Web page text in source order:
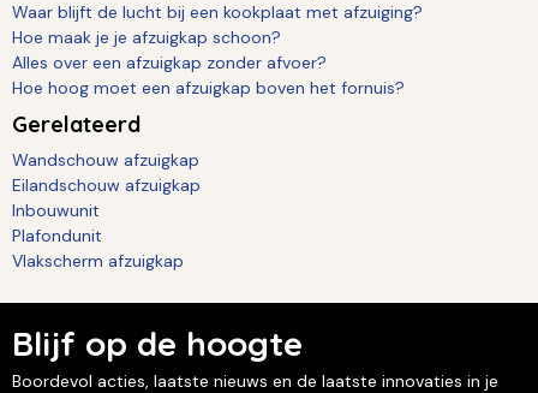
Waar blijft de lucht bij een kookplaat met afzuiging?
Hoe maak je je afzuigkap schoon?
Alles over een afzuigkap zonder afvoer?
Hoe hoog moet een afzuigkap boven het fornuis?
Gerelateerd
Wandschouw afzuigkap
Eilandschouw afzuigkap
Inbouwunit
Plafondunit
Vlakscherm afzuigkap
Blijf op de hoogte
Boordevol acties, laatste nieuws en de laatste innovaties in je